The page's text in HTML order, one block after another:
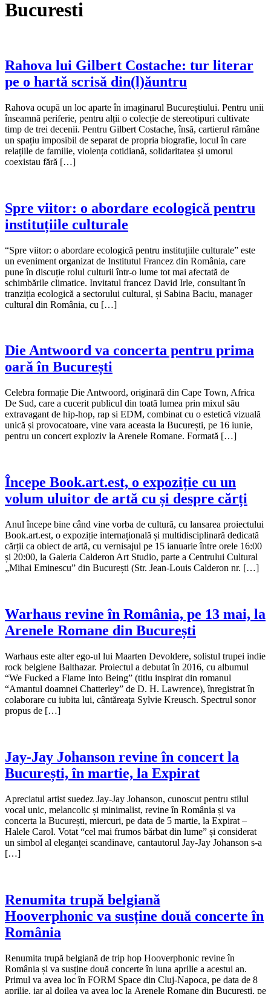
Bucuresti
Rahova lui Gilbert Costache: tur literar
pe o hartă scrisă din(l)ăuntru
Rahova ocupă un loc aparte în imaginarul Bucureștiului. Pentru unii
înseamnă periferie, pentru alții o colecție de stereotipuri cultivate
timp de trei decenii. Pentru Gilbert Costache, însă, cartierul rămâne
un spațiu imposibil de separat de propria biografie, locul în care
relațiile de familie, violența cotidiană, solidaritatea și umorul
coexistau fără […]
Spre viitor: o abordare ecologică pentru
instituțiile culturale
“Spre viitor: o abordare ecologică pentru instituțiile culturale” este
un eveniment organizat de Institutul Francez din România, care
pune în discuție rolul culturii într-o lume tot mai afectată de
schimbările climatice. Invitatul francez David Irle, consultant în
tranziția ecologică a sectorului cultural, și Sabina Baciu, manager
cultural din România, cu […]
Die Antwoord va concerta pentru prima
oară în București
Celebra formație Die Antwoord, originară din Cape Town, Africa
De Sud, care a cucerit publicul din toată lumea prin mixul său
extravagant de hip-hop, rap si EDM, combinat cu o estetică vizuală
unică și provocatoare, vine vara aceasta la București, pe 16 iunie,
pentru un concert exploziv la Arenele Romane. Formată […]
Începe Book.art.est, o expoziție cu un
volum uluitor de artă cu și despre cărți
Anul începe bine când vine vorba de cultură, cu lansarea proiectului
Book.art.est, o expoziție internațională și multidisciplinară dedicată
cărții ca obiect de artă, cu vernisajul pe 15 ianuarie între orele 16:00
și 20:00, la Galeria Calderon Art Studio, parte a Centrului Cultural
„Mihai Eminescu” din București (Str. Jean-Louis Calderon nr. […]
Warhaus revine în România, pe 13 mai, la
Arenele Romane din București
Warhaus este alter ego-ul lui Maarten Devoldere, solistul trupei indie
rock belgiene Balthazar. Proiectul a debutat în 2016, cu albumul
“We Fucked a Flame Into Being” (titlu inspirat din romanul
“Amantul doamnei Chatterley” de D. H. Lawrence), înregistrat în
colaborare cu iubita lui, cântăreaţa Sylvie Kreusch. Spectrul sonor
propus de […]
Jay-Jay Johanson revine în concert la
București, în martie, la Expirat
Apreciatul artist suedez Jay-Jay Johanson, cunoscut pentru stilul
vocal unic, melancolic și minimalist, revine în România și va
concerta la București, miercuri, pe data de 5 martie, la Expirat –
Halele Carol. Votat “cel mai frumos bărbat din lume” și considerat
un simbol al eleganței scandinave, cantautorul Jay-Jay Johanson s-a
[…]
Renumita trupă belgiană
Hooverphonic va susține două concerte în
România
Renumita trupă belgiană de trip hop Hooverphonic revine în
România și va susține două concerte în luna aprilie a acestui an.
Primul va avea loc în FORM Space din Cluj-Napoca, pe data de 8
aprilie, iar al doilea va avea loc la Arenele Romane din București, pe